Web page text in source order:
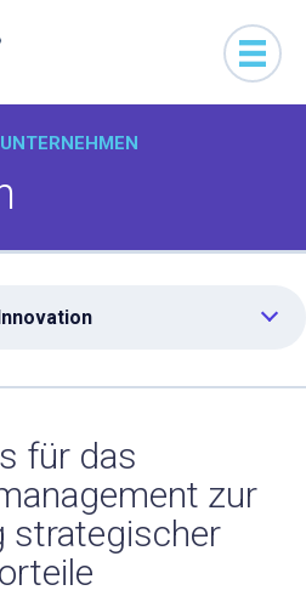
für das
zur
strategischer